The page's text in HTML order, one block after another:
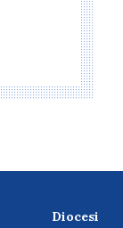
Diocesi